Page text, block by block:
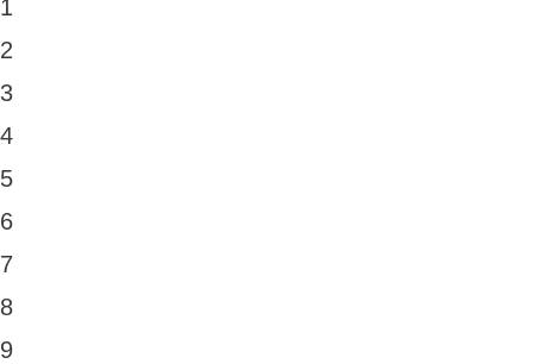
1
2
3
4
5
6
7
8
9